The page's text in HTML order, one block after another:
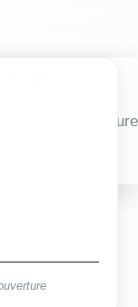
de couverture